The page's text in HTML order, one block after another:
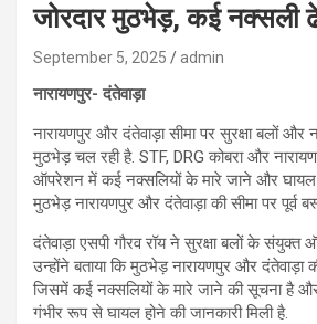
जोरदार मुठभेड़, कई नक्सली
September 5, 2025 admin
नारायणपुर- दंतेवाड़ा
नारायणपुर और दंतेवाड़ा सीमा पर सुरक्षा बलों और
मुठभेड़ चल रही है. STF, DRG कोबरा और
ऑपरेशन में कई नक्सलियों के मारे जाने और घायल
मुठभेड़ नारायणपुर और दंतेवाड़ा की सीमा पर पूर्व
दंतेवाड़ा एसपी गौरव रॉय ने सुरक्षा बलों के संयुक्त
उन्होंने बताया कि मुठभेड़ नारायणपुर और दंतेवाड़ा
जिसमें कई नक्सलियों के मारे जाने की सूचना है
गंभीर रूप से घायल होने की जानकारी मिली है.